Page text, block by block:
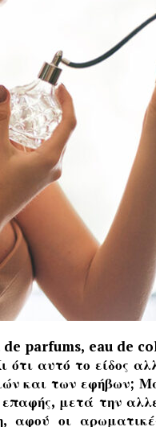
de parfums, eau de
αυτό το είδος
και των εφήβων;
μετά την
αφού οι